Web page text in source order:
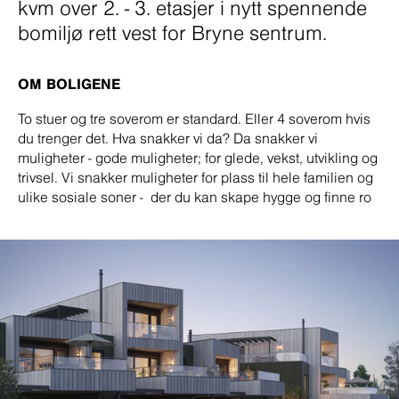
kvm over 2. - 3. etasjer i nytt spennende
bomiljø rett vest for Bryne sentrum.
OM BOLIGENE
To stuer og tre soverom er standard. Eller 4 soverom hvis
du trenger det. Hva snakker vi da? Da snakker vi
muligheter - gode muligheter; for glede, vekst, utvikling og
trivsel. Vi snakker muligheter for plass til hele familien og
ulike sosiale soner - der du kan skape hygge og finne ro